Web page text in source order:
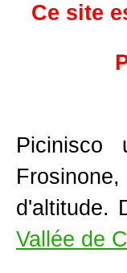
Ce site
d'altitude.
Vallée de